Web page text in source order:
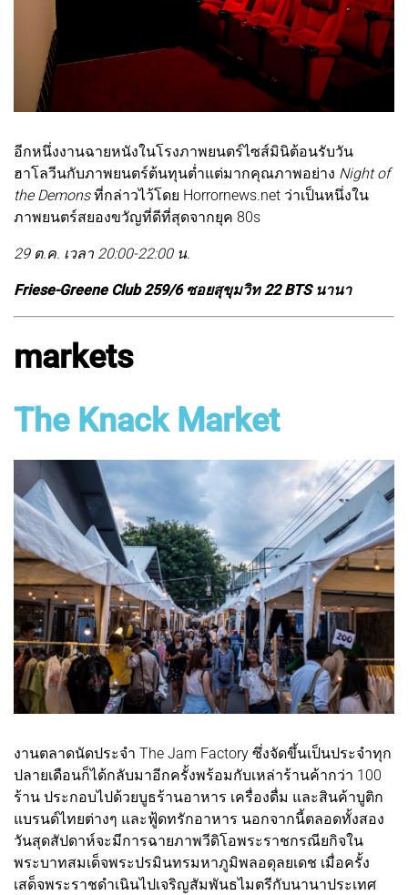
อีกหนึ่งงานฉายหนังในโรงภาพยนตร์ไซส์มินิต้อนรับวัน
ฮาโลวีนกับภาพยนตร์ต้นทุนต่ำแต่มากคุณภาพอย่าง Night of
the Demonsที่กล่าวไว้โดย Horrornews.net ว่าเป็นหนึ่งใน
ภาพยนตร์สยองขวัญที่ดีที่สุดจากยุค 80s
29 ต.ค. เวลา 20:00-22:00 น.
Friese-Greene Club 259/6 ซอยสุขุมวิท 22 BTS นานา
markets
The Knack Market
งานตลาดนัดประจำ The Jam Factory ซึ่งจัดขึ้นเป็นประจำทุก
ปลายเดือนก็ได้กลับมาอีกครั้งพร้อมกับเหล่าร้านค้ากว่า 100
ร้าน ประกอบไปด้วยบูธร้านอาหาร เครื่องดื่ม และสินค้าบูติก
แบรนด์ไทยต่างๆ และฟู้ดทรักอาหาร นอกจากนี้ตลอดทั้งสอง
วันสุดสัปดาห์จะมีการฉายภาพวีดิโอพระราชกรณียกิจใน
พระบาทสมเด็จพระปรมินทรมหาภูมิพลอดุลยเดช เมื่อครั้ง
เสด็จพระราชดำเนินไปเจริญสัมพันธไมตรีกับนานาประเทศ